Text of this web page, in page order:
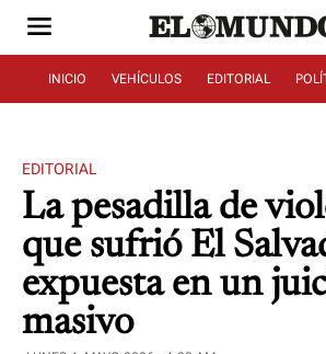
INICIO VEHÍCULOS EDITORIAL
EDITORIAL
La pesadilla de
que sufrió El
expuesta en un
masivo